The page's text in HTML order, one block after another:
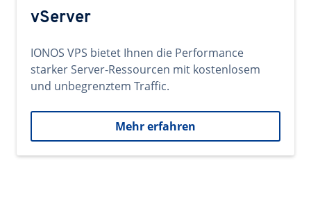
vServer
IONOS VPS bietet Ihnen die Performance
starker Server-Ressourcen mit kostenlosem
und unbegrenztem Traffic.
Mehr erfahren